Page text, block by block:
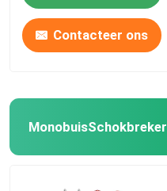
Contacteer ons
MonobuisSchokbreker